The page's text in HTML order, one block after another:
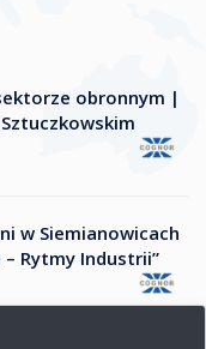
obronnym |
w Siemianowicach
– Rytmy Industrii”